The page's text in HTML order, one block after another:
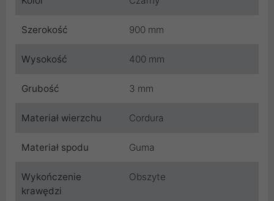
Szerokość 900 mm
Wysokość 400 mm
Grubość 3 mm
Materiał wierzchu Cordura
Materiał spodu Guma
Wykończenie
krawędzi
Obszyte